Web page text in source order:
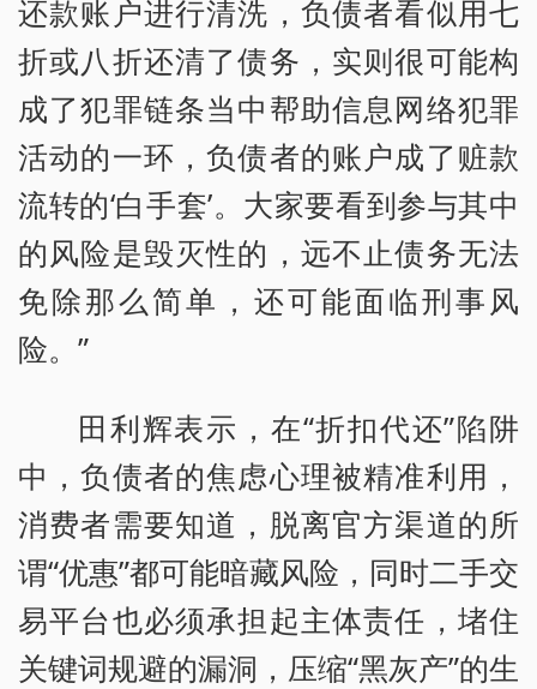
还款账户进行清洗，负债者看似用七
折或八折还清了债务，实则很可能构
成了犯罪链条当中帮助信息网络犯罪
活动的一环，负债者的账户成了赃款
流转的‘白手套’。大家要看到参与其中
的风险是毁灭性的，远不止债务无法
免除那么简单，还可能面临刑事风
险。”
田利辉表示，在“折扣代还”陷阱
中，负债者的焦虑心理被精准利用，
消费者需要知道，脱离官方渠道的所
谓“优惠”都可能暗藏风险，同时二手交
易平台也必须承担起主体责任，堵住
关键词规避的漏洞，压缩“黑灰产”的生